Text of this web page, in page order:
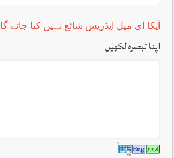
آپکا ای میل ایڈریس شائع نہیں کیا جائے گا
اپنا تبصرہ لکھیں